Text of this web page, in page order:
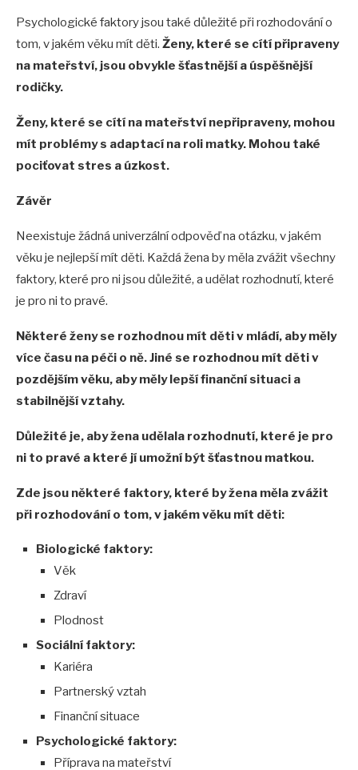
Psychologické faktory jsou také důležité při rozhodování o
tom, v jakém věku mít děti. Ženy, které se cítí připraveny
na mateřství, jsou obvykle šťastnější a úspěšnější
rodičky.
Ženy, které se cítí na mateřství nepřipraveny, mohou
mít problémy s adaptací na roli matky. Mohou také
pociťovat stres a úzkost.
Závěr
Neexistuje žádná univerzální odpověď na otázku, v jakém
věku je nejlepší mít děti. Každá žena by měla zvážit všechny
faktory, které pro ni jsou důležité, a udělat rozhodnutí, které
je pro ni to pravé.
Některé ženy se rozhodnou mít děti v mládí, aby měly
více času na péči o ně. Jiné se rozhodnou mít děti v
pozdějším věku, aby měly lepší finanční situaci a
stabilnější vztahy.
Důležité je, aby žena udělala rozhodnutí, které je pro
ni to pravé a které jí umožní být šťastnou matkou.
Zde jsou některé faktory, které by žena měla zvážit
při rozhodování o tom, v jakém věku mít děti:
Biologické faktory:
Věk
Zdraví
Plodnost
Sociální faktory:
Kariéra
Partnerský vztah
Finanční situace
Psychologické faktory:
Příprava na mateřství